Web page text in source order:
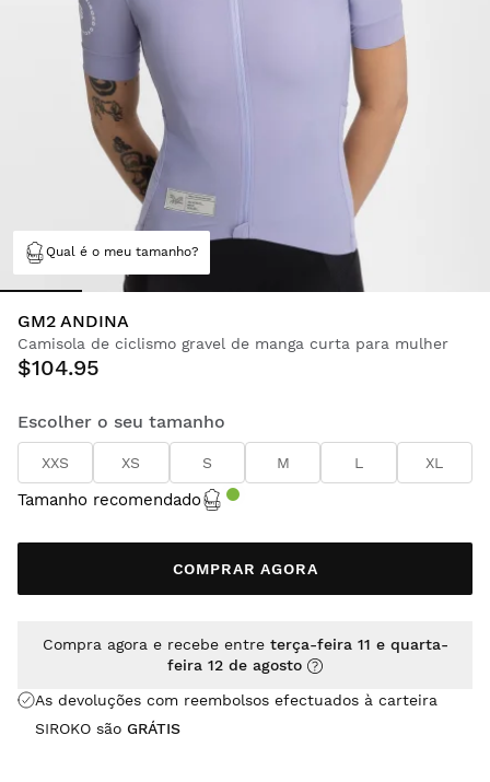
Qual é o meu tamanho?
GM2 ANDINA
Camisola de ciclismo gravel de manga curta para mulher
$104.95
Escolher o seu tamanho
XXS XS S M L XL
Tamanho recomendado
COMPRAR AGORA
As devoluções com reembolsos efectuados à carteira
SIROKO são GRÁTIS
Compra agora e recebe entre terça-feira 11 e quarta-
feira 12 de agosto